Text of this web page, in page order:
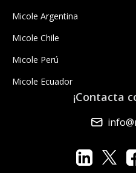
Micole Argentina
Micole Chile
Micole Perú
Micole Ecuador
¡Contacta